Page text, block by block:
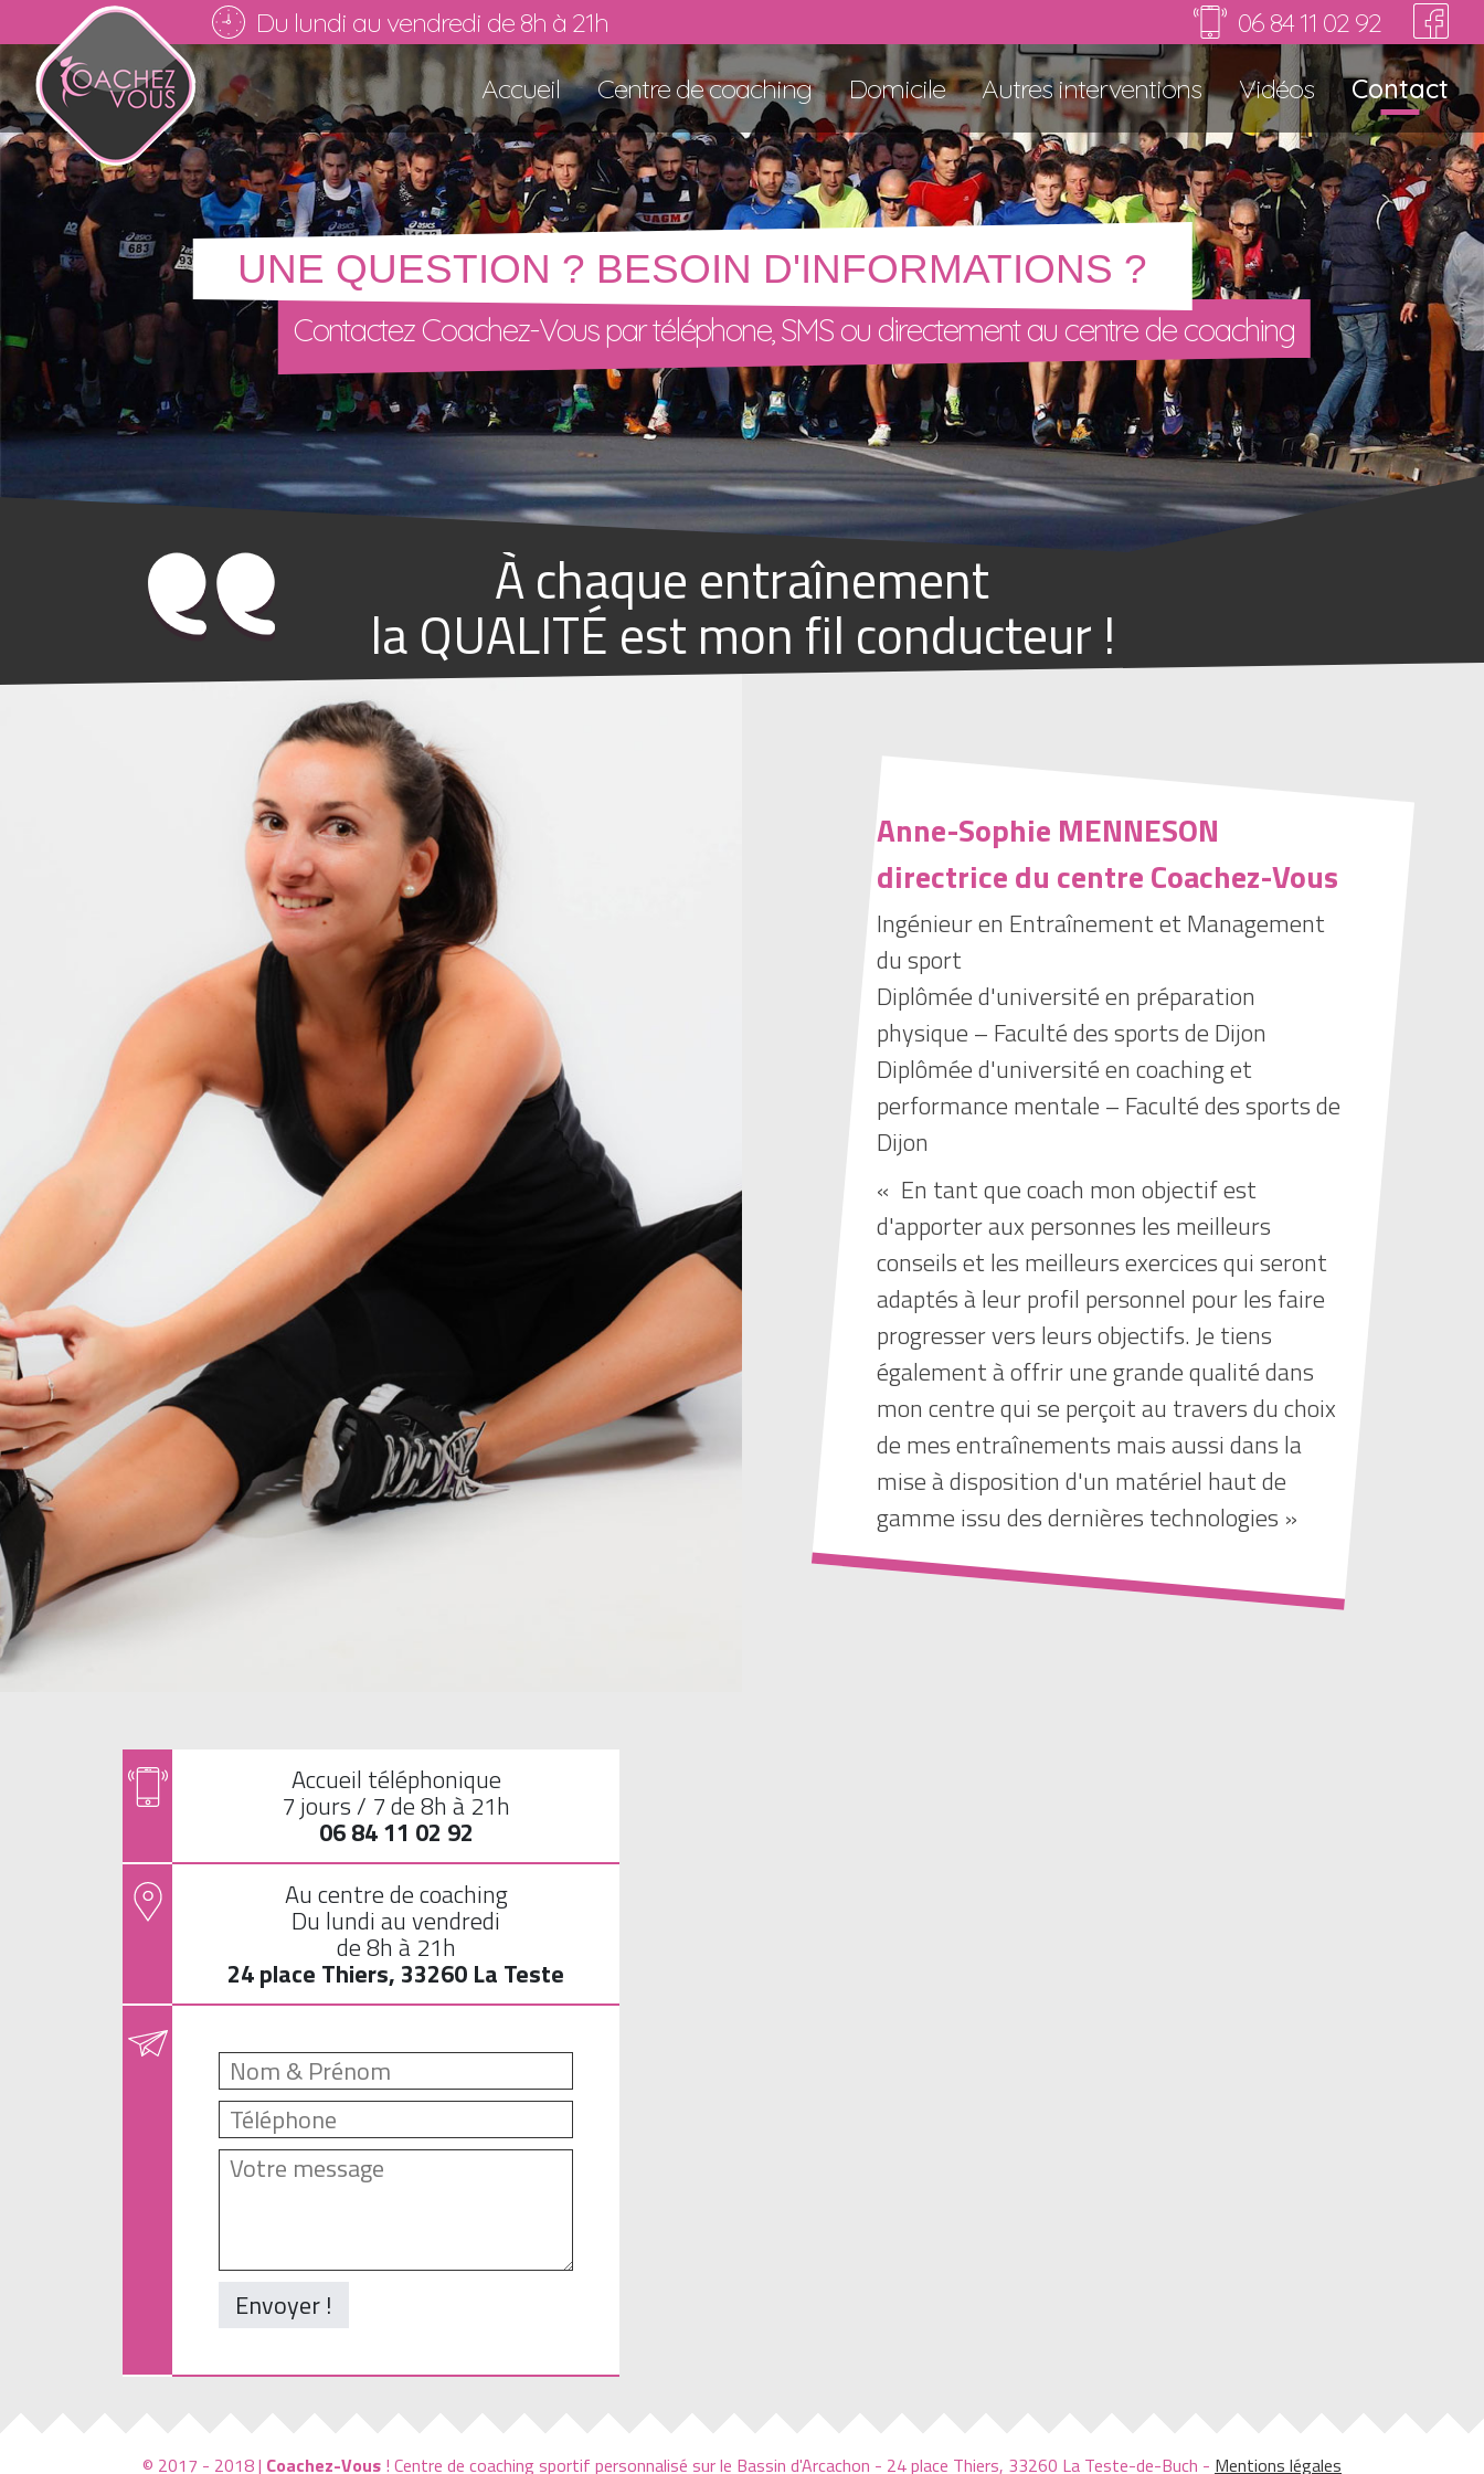
Du lundi au vendredi de 8h à 21h
06 84 11 02 92
Accueil
Centre de coaching Domicile Autres interventions Vidéos Contact
UNE QUESTION ? BESOIN D'INFORMATIONS ?
Contactez Coachez-Vous par téléphone, SMS ou directement au centre de coaching
À chaque entraînement
la QUALITÉ est mon fil conducteur !
Anne-Sophie MENNESON
directrice du centre Coachez-Vous
Ingénieur en Entraînement et Management
du sport
Diplômée d'université en préparation
physique – Faculté des sports de Dijon
Diplômée d'université en coaching et
performance mentale – Faculté des sports de
Dijon
« En tant que coach mon objectif est
d'apporter aux personnes les meilleurs
conseils et les meilleurs exercices qui seront
adaptés à leur profil personnel pour les faire
progresser vers leurs objectifs. Je tiens
également à offrir une grande qualité dans
mon centre qui se perçoit au travers du choix
de mes entraînements mais aussi dans la
mise à disposition d'un matériel haut de
gamme issu des dernières technologies »
Accueil téléphonique
7 jours / 7 de 8h à 21h
06 84 11 02 92
Au centre de coaching
Du lundi au vendredi
de 8h à 21h
24 place Thiers, 33260 La Teste
Envoyer !
© 2017 - 2018 | Coachez-Vous ! Centre de coaching sportif personnalisé sur le Bassin d'Arcachon - 24 place Thiers, 33260 La Teste-de-Buch - Mentions légales